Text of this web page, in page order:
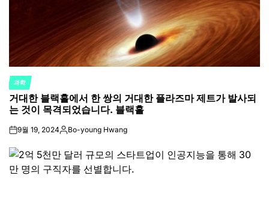
POSTED
IN
과학
거대한 블랙홀에서 한 쌍의 거대한 플라즈마 제트가 발사되
는 것이 목격되었습니다. 블랙홀
on9월 19, 2024Posted
Bo-young Hwang